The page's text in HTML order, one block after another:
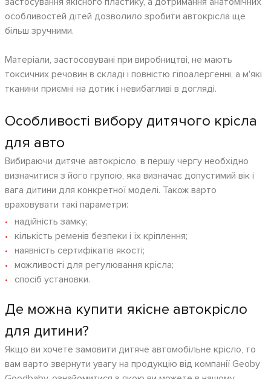
особливостей дітей дозволило зробити автокрісла ще
більш зручними.
Матеріали, застосовувані при виробництві, не мають
токсичних речовин в складі і повністю гіпоалергенні, а м'які
тканини приємні на дотик і невибагливі в догляді.
Особливості вибору дитячого крісла
для авто
Вибираючи дитяче автокрісло, в першу чергу необхідно
визначитися з його групою, яка визначає допустимий вік і
вага дитини для конкретної моделі. Також варто
враховувати такі параметри:
надійність замку;
кількість ременів безпеки і їх кріплення;
наявність сертифікатів якості;
можливості для регулювання крісла;
спосіб установки.
Де можна купити якісне автокрісло
для дитини?
Якщо ви хочете замовити дитяче автомобільне крісло, то
вам варто звернути увагу на продукцію від компанії Geoby